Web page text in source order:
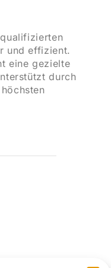
und effizient.
eine gezielte
durch